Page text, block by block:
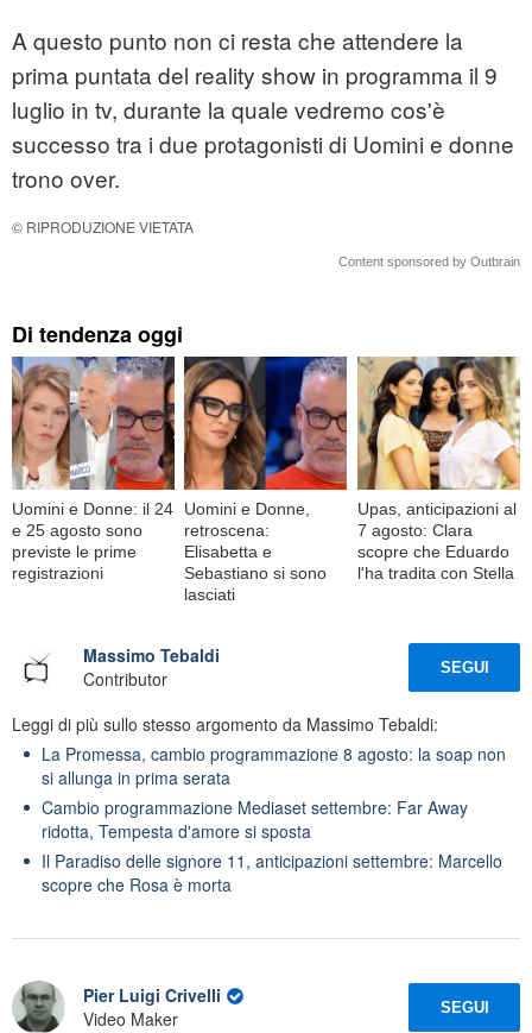
A questo punto non ci resta che attendere la
prima puntata del reality show in programma il 9
luglio in tv, durante la quale vedremo cos'è
successo tra i due protagonisti di Uomini e donne
trono over.
© RIPRODUZIONE VIETATA
Content sponsored by Outbrain
Di tendenza oggi
Uomini e Donne: il 24
e 25 agosto sono
previste le prime
registrazioni
Uomini e Donne,
retroscena:
Elisabetta e
Sebastiano si sono
lasciati
Upas, anticipazioni al
7 agosto: Clara
scopre che Eduardo
l'ha tradita con Stella
Massimo Tebaldi
Contributor
SEGUI
Leggi di più sullo stesso argomento da Massimo Tebaldi:
La Promessa, cambio programmazione 8 agosto: la soap non
si allunga in prima serata
Cambio programmazione Mediaset settembre: Far Away
ridotta, Tempesta d'amore si sposta
Il Paradiso delle signore 11, anticipazioni settembre: Marcello
scopre che Rosa è morta
Pier Luigi Crivelli
Video Maker
SEGUI